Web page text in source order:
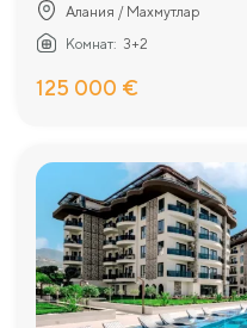
Алания / Махмутлар
Комнат: 3+2
125 000 €